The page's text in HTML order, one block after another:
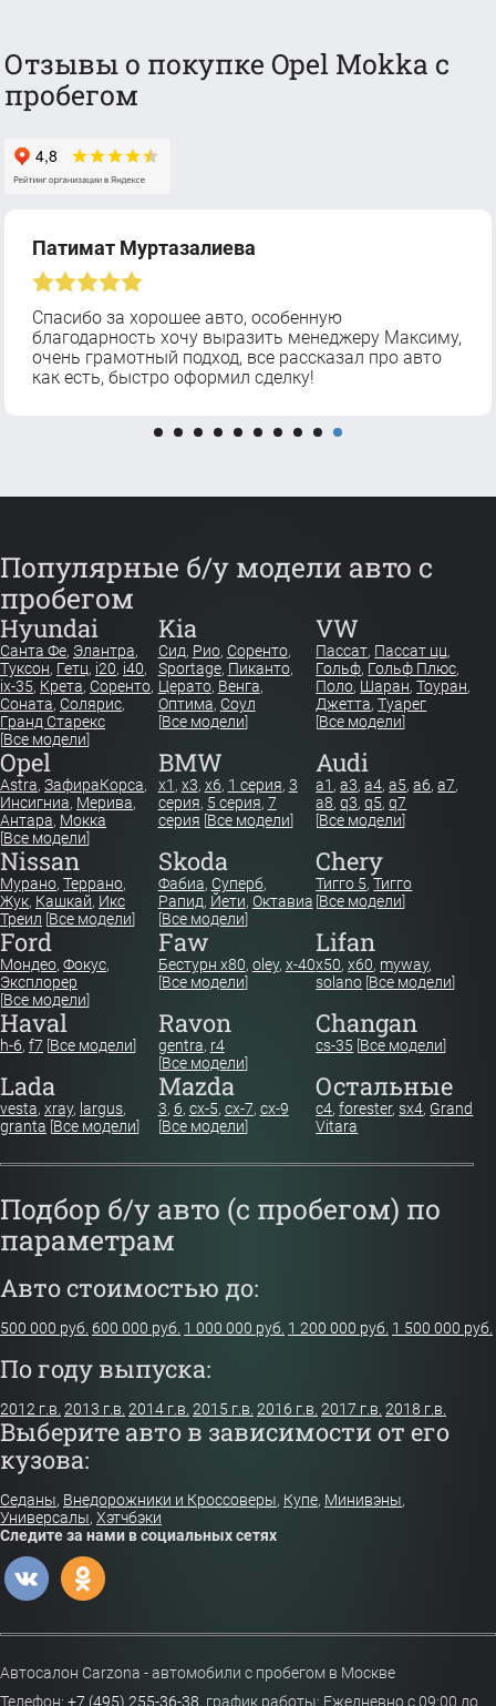
Отзывы о покупке Opel Mokka с
пробегом
Патимат Муртазалиева
Спасибо за хорошее авто, особенную
благодарность хочу выразить менеджеру Максиму,
очень грамотный подход, все рассказал про авто
как есть, быстро оформил сделку!
Популярные б/у модели авто с
пробегом
Hyundai
Санта Фе, Элантра,
Туксон, Гетц, i20, i40,
ix-35, Крета, Соренто,
Соната, Солярис,
Гранд Старекс
[Все модели]
Kia
Сид, Рио, Соренто,
Sportage, Пиканто,
Церато, Венга,
Оптима, Соул
[Все модели]
VW
Пассат, Пассат цц,
Гольф, Гольф Плюс,
Поло, Шаран,Тоуран,
Джетта,Туарег
[Все модели]
Opel
Astra, ЗафираКорса,
Инсигниа, Мерива,
Антара, Мокка
[Все модели]
BMW
x1 , x3, x6, 1 серия, 3
серия, 5 серия, 7
серия [Все модели]
Audi
a1 ,a3,a4,a5,a6,a7,
a8,q3,q5,q7
[Все модели]
Nissan
Мурано, Террано,
Жук, Кашкай, Икс
Треил [Все модели]
Skoda
Фабиа, Суперб,
Рапид, Йети, Октавиа
[Все модели]
Chery
Тигго 5,Тигго
[Все модели]
Ford
Мондео, Фокус,
Эксплорер
[Все модели]
Faw
Бестурн х80, oley, x-40
[Все модели]
Lifan
x50,x60, myway,
solano [Все модели]
Haval
h-6, f7 [Все модели]
Ravon
gentra, r4
[Все модели]
Changan
cs-35 [Все модели]
Lada
vesta, xray, largus,
granta [Все модели]
Mazda
3, 6, cx-5, cx-7, cx-9
[Все модели]
Остальные
c4,forester,sx4, Grand
Vitara
Подбор б/у авто (с пробегом) по
параметрам
Авто стоимостью до:
500 000 руб. 600 000 руб. 1 000 000 руб. 1 200 000 руб. 1 500 000 руб.
По году выпуска:
2012 г.в. 2013 г.в. 2014 г.в. 2015 г.в. 2016 г.в. 2017 г.в. 2018 г.в.
Выберите авто в зависимости от его
кузова:
Седаны, Внедорожники и Кроссоверы, Купе, Минивэны,
Универсалы, Хэтчбэки
Следите за нами в социальных сетях
Автосалон Carzona - автомобили с пробегом в Москве
Телефон: +7 (495) 255-36-38, график работы: Ежедневно с 09:00 до